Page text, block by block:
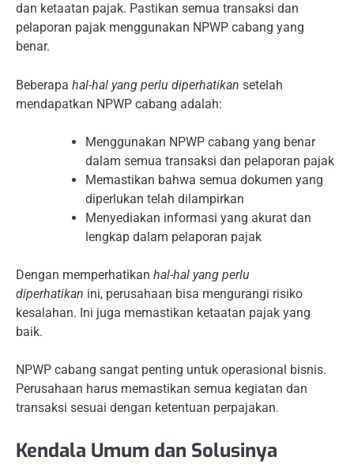
dan ketaatan pajak. Pastikan semua transaksi dan
pelaporan pajak menggunakan NPWP cabang yang
benar.
Beberapa hal-hal yang perlu diperhatikan setelah
mendapatkan NPWP cabang adalah:
Menggunakan NPWP cabang yang benar
dalam semua transaksi dan pelaporan pajak
Memastikan bahwa semua dokumen yang
diperlukan telah dilampirkan
Menyediakan informasi yang akurat dan
lengkap dalam pelaporan pajak
Dengan memperhatikan hal-hal yang perlu
diperhatikan ini, perusahaan bisa mengurangi risiko
kesalahan. Ini juga memastikan ketaatan pajak yang
baik.
NPWP cabang sangat penting untuk operasional bisnis.
Perusahaan harus memastikan semua kegiatan dan
transaksi sesuai dengan ketentuan perpajakan.
Kendala Umum dan Solusinya